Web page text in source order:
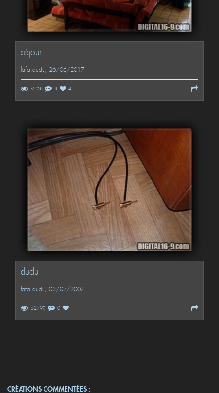
séjour
fafa.dudu, 26/06/2017
9258 8 4
dudu
fafa.dudu, 03/07/2007
52790 0 1
CRÉATIONS COMMENTÉES :